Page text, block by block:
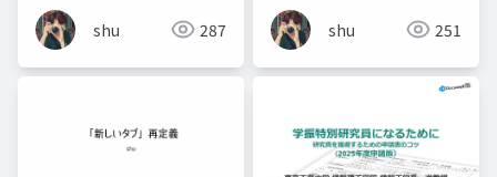
shu 287 shu 251